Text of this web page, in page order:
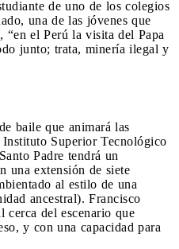
de uno de los colegios
una de las jóvenes que
“en el Perú la visita del Papa
junto; trata, minería ilegal y
baile que animará las
Superior Tecnológico
Padre tendrá un
una extensión de siete
al estilo de una
ancestral). Francisco
cerca del escenario que
y con una capacidad para